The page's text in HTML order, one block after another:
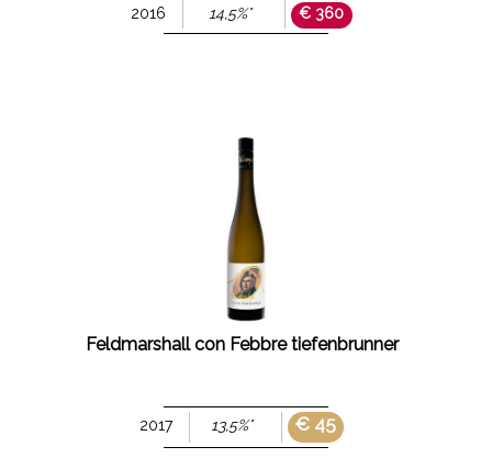
2016 14,5%° € 360
Feldmarshall con Febbre tiefenbrunner
2017 13,5%° € 45